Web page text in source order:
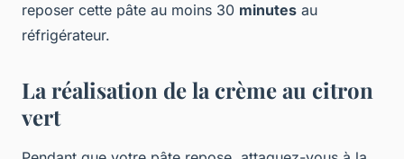
reposer cette pâte au moins 30 minutes au
réfrigérateur.
La réalisation de la crème au citron
vert